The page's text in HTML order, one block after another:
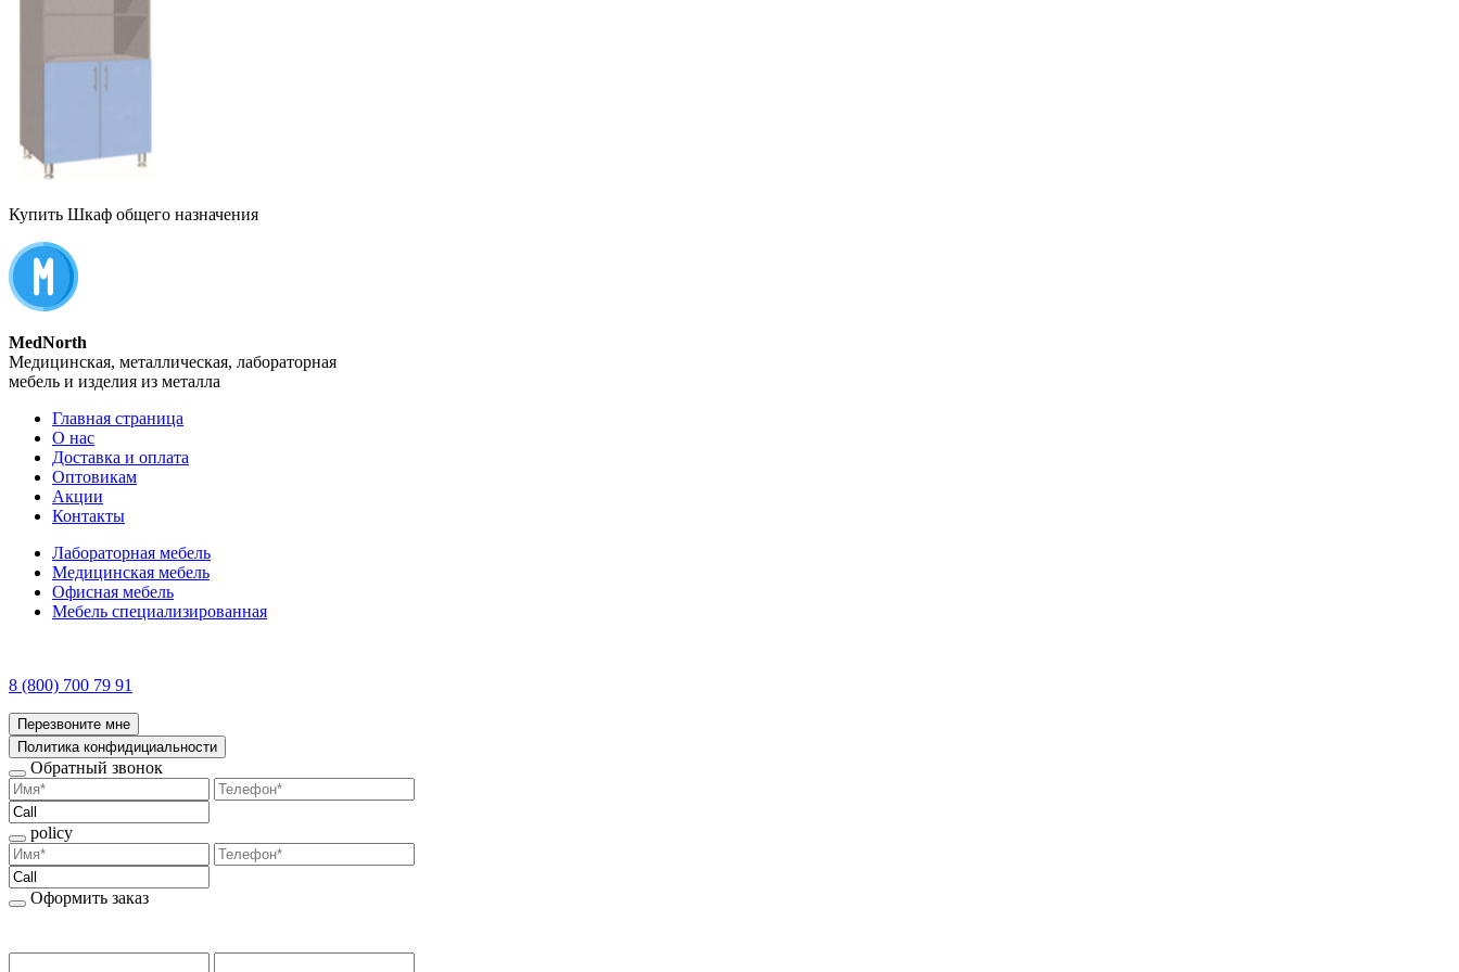
Купить Шкаф общего назначения
MedNorth
Медицинская, металлическая, лабораторная
мебель и изделия из металла
Главная страница
О нас
Доставка и оплата
Оптовикам
Акции
Контакты
Лабораторная мебель
Медицинская мебель
Офисная мебель
Мебель специализированная
8 (800) 700 79 91
Перезвоните мне
Политика конфидициальности
Обратный звонок
policy
Оформить заказ